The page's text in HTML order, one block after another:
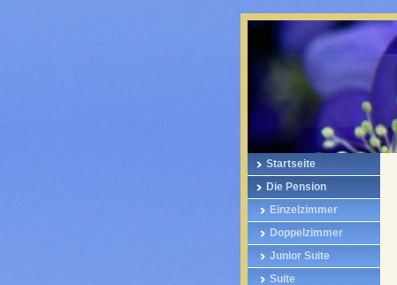
Startseite
Die Pension
Einzelzimmer
Doppelzimmer
Junior Suite
Suite